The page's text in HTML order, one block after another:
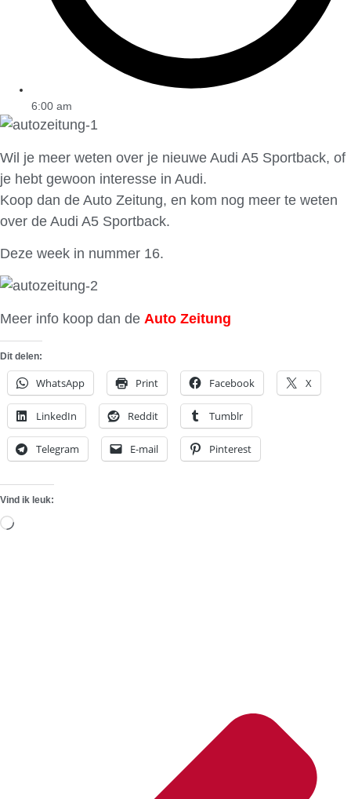
6:00 am
Wil je meer weten over je nieuwe Audi A5 Sportback, of
je hebt gewoon interesse in Audi.
Koop dan de Auto Zeitung, en kom nog meer te weten
over de Audi A5 Sportback.
Deze week in nummer 16.
Meer info koop dan de Auto Zeitung
Dit delen:
WhatsApp Print Facebook X
LinkedIn Reddit Tumblr
Telegram E-mail Pinterest
Vind ik leuk:
Aan